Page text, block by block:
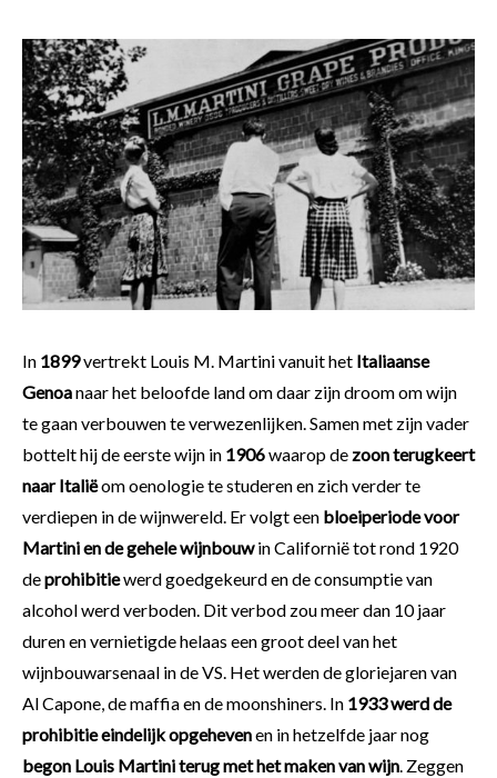
In 1899vertrekt Louis M. Martini vanuit het Italiaanse
Genoanaar het beloofde land om daar zijn droom om wijn
te gaan verbouwen te verwezenlijken. Samen met zijn vader
bottelt hij de eerste wijn in 1906waarop de zoon terugkeert
naar Italiëom oenologie te studeren en zich verder te
verdiepen in de wijnwereld. Er volgt een bloeiperiode voor
Martini en de gehele wijnbouwin Californië tot rond 1920
deprohibitiewerd goedgekeurd en de consumptie van
alcohol werd verboden. Dit verbod zou meer dan 10 jaar
duren en vernietigde helaas een groot deel van het
wijnbouwarsenaal in de VS. Het werden de gloriejaren van
Al Capone, de maffia en de moonshiners. In 1933 werd de
prohibitie eindelijk opgehevenen in hetzelfde jaar nog
begon Louis Martini terug met het maken van wijn. Zeggen